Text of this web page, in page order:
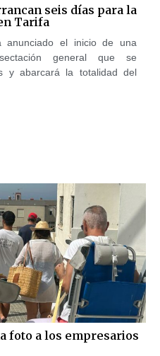
seis días para la
Tarifa
anunciado el inicio de una
general que se
y abarcará la totalidad del
foto a los empresarios